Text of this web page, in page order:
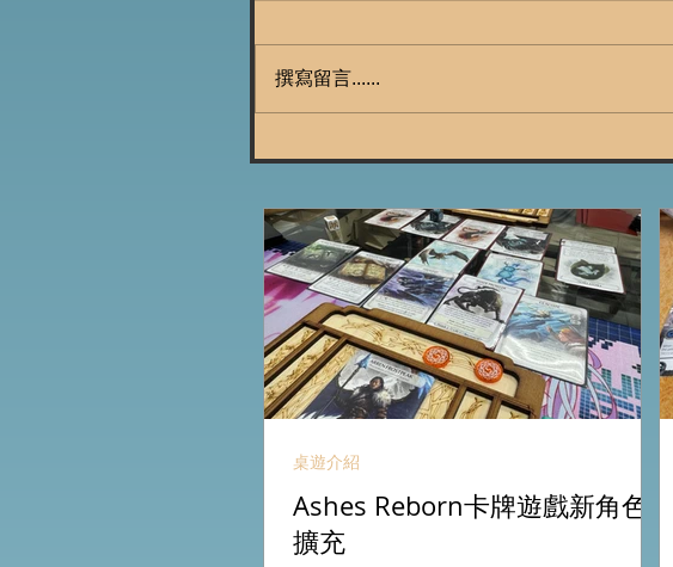
撰寫留言......
Ashes Reborn卡牌遊戲新角色
擴充
桌遊介紹